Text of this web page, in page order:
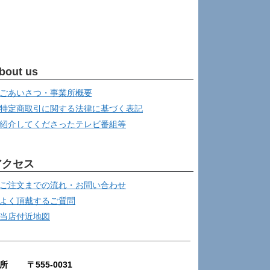
us
ごあいさつ・事業所概要
特定商取引に関する法律に基づく表記
紹介してくださったテレビ番組等
セス
ご注文までの流れ・お問い合わせ
よく頂戴するご質問
当店付近地図
所 〒555-0031